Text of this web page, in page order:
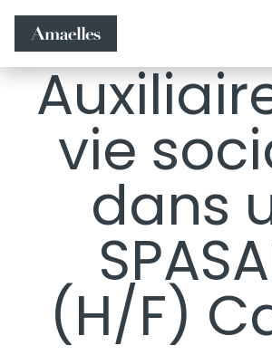
d'emplois
vie
dans
(H/F)